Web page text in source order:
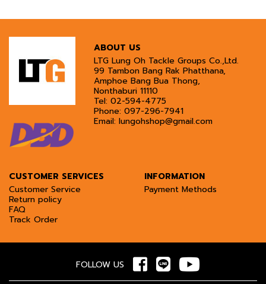
ABOUT US
LTG Lung Oh Tackle Groups Co.,Ltd.
99 Tambon Bang Rak Phatthana,
Amphoe Bang Bua Thong,
Nonthaburi 11110
Tel: 02-594-4775
Phone: 097-296-7941
Email: lungohshop@gmail.com
CUSTOMER SERVICES
Customer Service
Return policy
FAQ
Track Order
INFORMATION
Payment Methods
FOLLOW US